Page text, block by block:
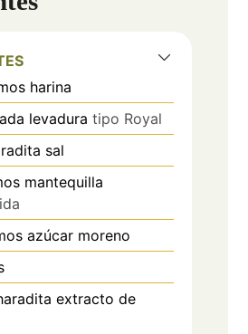
harina
levadura tipo Royal
sal
mantequilla
azúcar moreno
extracto de